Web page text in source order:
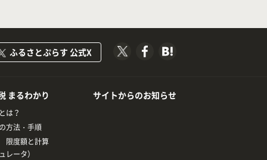
ふるさとぷらす 公式X
まるわかり
は？
方法・手順
限度額と計算
レータ）
サイトからのお知らせ